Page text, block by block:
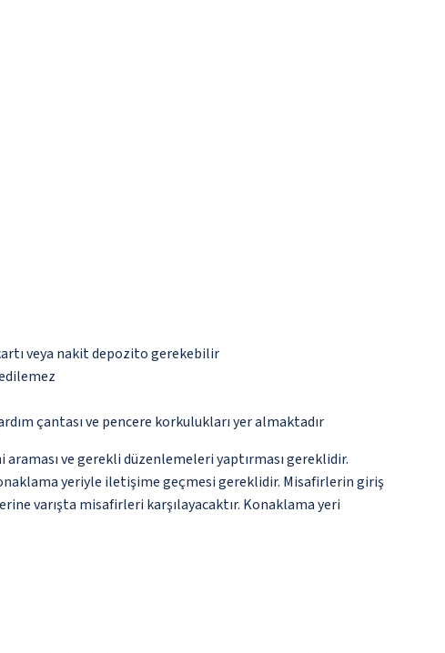
veya nakit depozito gerekebilir
çantası ve pencere korkulukları yer almaktadır
ve gerekli düzenlemeleri yaptırması gereklidir.
yeriyle iletişime geçmesi gereklidir. Misafirlerin giriş
varışta misafirleri karşılayacaktır. Konaklama yeri